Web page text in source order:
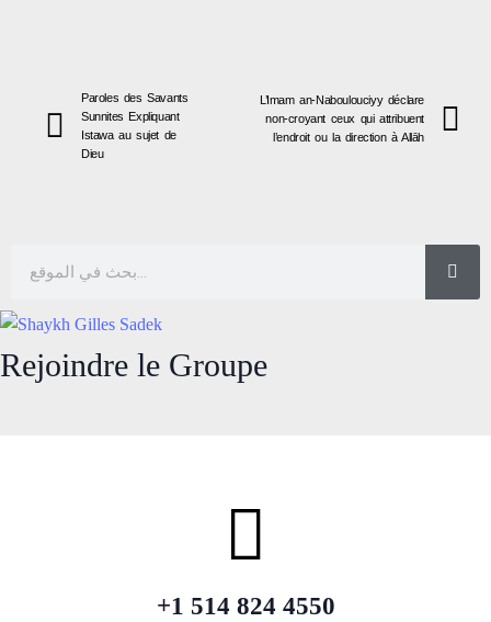
Paroles des Savants
Sunnites Expliquant
Istawa au sujet de
Dieu
L’Imam an-Naboulouciyy déclare
non-croyant ceux qui attribuent
l’endroit ou la direction à Allāh
Rejoindre le Groupe
+1 514 824 4550